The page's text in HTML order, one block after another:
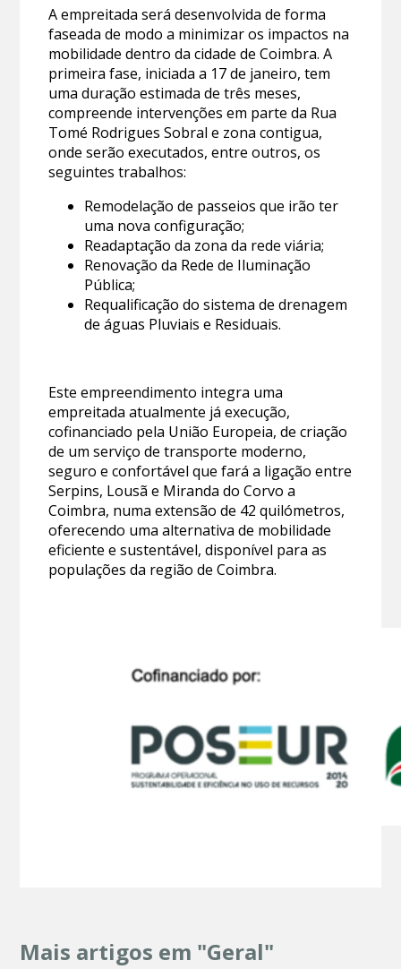
A empreitada será desenvolvida de forma
faseada de modo a minimizar os impactos na
mobilidade dentro da cidade de Coimbra. A
primeira fase, iniciada a 17 de janeiro, tem
uma duração estimada de três meses,
compreende intervenções em parte da Rua
Tomé Rodrigues Sobral e zona contigua,
onde serão executados, entre outros, os
seguintes trabalhos:
Remodelação de passeios que irão ter
uma nova configuração;
Readaptação da zona da rede viária;
Renovação da Rede de Iluminação
Pública;
Requalificação do sistema de drenagem
de águas Pluviais e Residuais.
Este empreendimento integra uma
empreitada atualmente já execução,
cofinanciado pela União Europeia, de criação
de um serviço de transporte moderno,
seguro e confortável que fará a ligação entre
Serpins, Lousã e Miranda do Corvo a
Coimbra, numa extensão de 42 quilómetros,
oferecendo uma alternativa de mobilidade
eficiente e sustentável, disponível para as
populações da região de Coimbra.
Mais artigos em "Geral"